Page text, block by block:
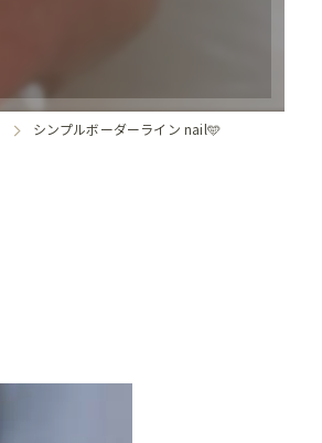
シンプルボーダーライン nail🩵